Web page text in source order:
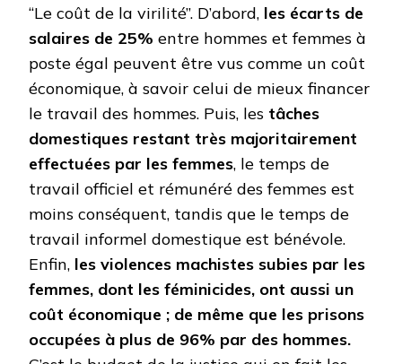
“Le coût de la virilité”. D’abord, les écarts de
salaires de 25% entre hommes et femmes à
poste égal peuvent être vus comme un coût
économique, à savoir celui de mieux financer
le travail des hommes. Puis, les tâches
domestiques restant très majoritairement
effectuées par les femmes, le temps de
travail officiel et rémunéré des femmes est
moins conséquent, tandis que le temps de
travail informel domestique est bénévole.
Enfin, les violences machistes subies par les
femmes, dont les féminicides, ont aussi un
coût économique ; de même que les prisons
occupées à plus de 96% par des hommes.